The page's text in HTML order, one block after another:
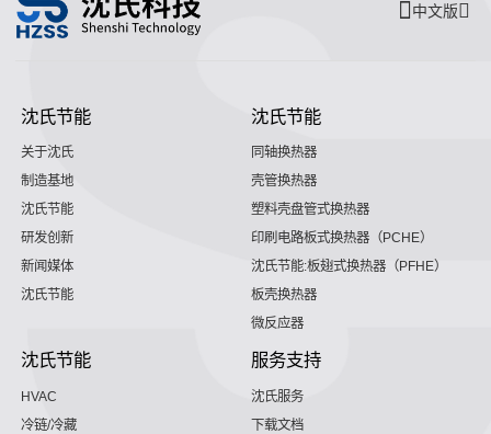
中文版
沈氏节能
关于沈氏
制造基地
沈氏节能
研发创新
新闻媒体
沈氏节能
沈氏节能
同轴换热器
壳管换热器
塑料壳盘管式换热器
印刷电路板式换热器（PCHE）
沈氏节能:板翅式换热器（PFHE）
板壳换热器
微反应器
沈氏节能
HVAC
冷链/冷藏
服务支持
沈氏服务
下载文档